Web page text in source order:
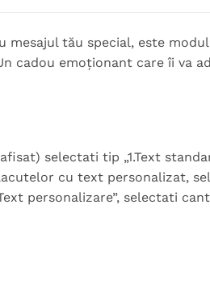
mesajul tău special, este modul
cadou emoționant care îi va
selectati tip „1.Text
cu text personalizat,
personalizare”, selectati